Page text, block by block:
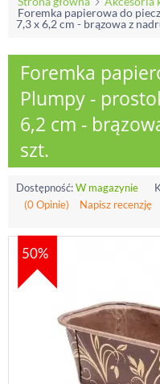
Foremka papierowa do
7,3 x 6,2 cm - brązowa z
Foremka
Plumpy -
6,2 cm -
szt.
Dostępność:W magazynie
(0 Opinie)
Napisz recenzję
50%